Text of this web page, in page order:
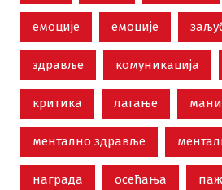
емоције емоције
здравље комуникација
критика лагање
ментално здравље
награда осећања